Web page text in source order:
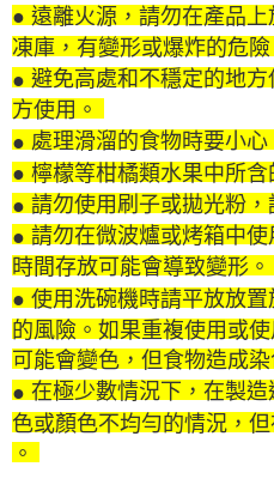
● 遠離火源，請勿在產品
凍庫，有變形或爆炸的危險
● 避免高處和不穩定的地
方使用。
● 處理滑溜的食物時要小心
● 檸檬等柑橘類水果中所含
● 請勿使用刷子或拋光粉，
● 請勿在微波爐或烤箱中
時間存放可能會導致變形。
● 使用洗碗機時請平放放
的風險。如果重複使用或
可能會變色，但食物造成
● 在極少數情況下，在製
色或顏色不均勻的情況，
。